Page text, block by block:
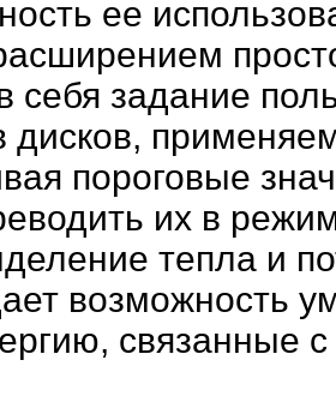
ее
себя задание
дисков,
пороговые
их в
тепла и
возможность
связанные